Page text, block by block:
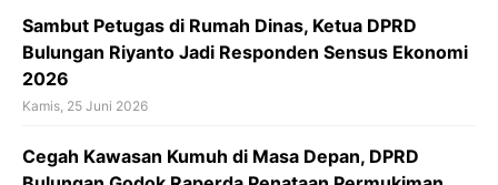
Sambut Petugas di Rumah Dinas, Ketua DPRD
Bulungan Riyanto Jadi Responden Sensus Ekonomi
2026
Kamis, 25 Juni 2026
Cegah Kawasan Kumuh di Masa Depan, DPRD